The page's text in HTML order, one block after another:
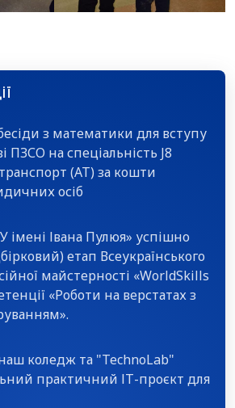
з математики для вступу
ПЗСО на спеціальність J8
(АТ) за кошти
осіб
Івана Пулюя» успішно
етап Всеукраїнського
майстерності «WorldSkills
«Роботи на верстатах з
коледж та "TechnoLab"
практичний ІТ-проєкт для